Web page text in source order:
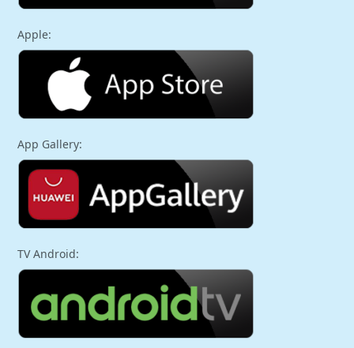
Apple:
App Gallery:
TV Android: